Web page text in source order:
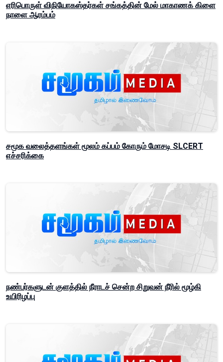
எரிபொருள் விநியோகஸ்தர்கள் சங்கத்தின் மேல் மாகாணக் கிளை
நாளை ஆரம்பம்
சமூக வலைத்தளங்கள் மூலம் கப்பம் கோரும் மோசடி SLCERT
எச்சரிக்கை
நண்பர்களுடன் குளத்தில் நீராடச் சென்ற சிறுவன் நீரில் மூழ்கி
உயிரிழப்பு